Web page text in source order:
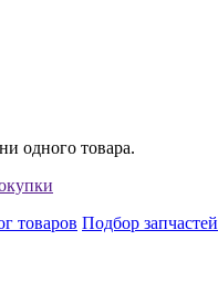
одного товара.
товаров Подбор запчастей